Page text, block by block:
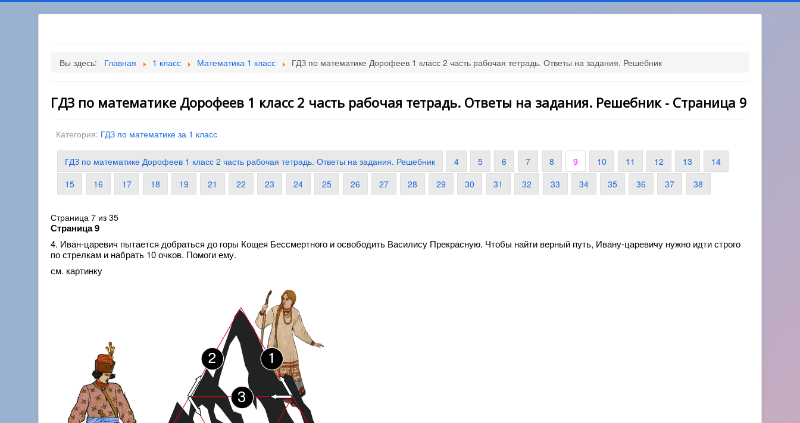
Вы здесь: Главная 1 класс Математика 1 класс ГДЗ по математике Дорофеев 1 класс 2 часть рабочая тетрадь. Ответы на задания. Решебник
ГДЗ по математике Дорофеев 1 класс 2 часть рабочая тетрадь. Ответы на задания. Решебник - Страница 9
Категория: ГДЗ по математике за 1 класс
ГДЗ по математике Дорофеев 1 класс 2 часть рабочая тетрадь. Ответы на задания. Решебник 4 5 6 7 8 9 10 11 12 13
14
15
16 17 18 19 21 22 23 24 25 26 27 28 29 30 31 32 33 34 35 36 37 38
Страница 7 из 35
Страница 9
4. Иван-царевич пытается добраться до горы Кощея Бессмертного и освободить Василису Прекрасную. Чтобы найти верный путь, Ивану-царевичу нужно идти строго
по стрелкам и набрать 10 очков. Помоги ему.
см. картинку